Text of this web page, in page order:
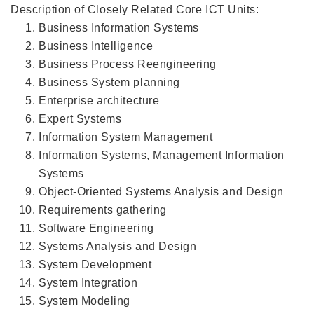
Description of Closely Related Core ICT Units:
Business Information Systems
Business Intelligence
Business Process Reengineering
Business System planning
Enterprise architecture
Expert Systems
Information System Management
Information Systems, Management Information
Systems
Object-Oriented Systems Analysis and Design
Requirements gathering
Software Engineering
Systems Analysis and Design
System Development
System Integration
System Modeling